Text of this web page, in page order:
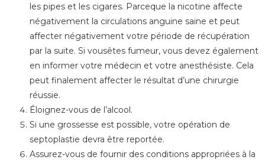
les pipes et les cigares. Parceque la nicotine affecte
négativement la circulations anguine saine et peut
affecter négativement votre période de récupération
par la suite. Si vousêtes fumeur, vous devez également
en informer votre médecin et votre anesthésiste. Cela
peut finalement affecter le résultat d’une chirurgie
réussie.
Éloignez-vous de l’alcool.
Si une grossesse est possible, votre opération de
septoplastie devra être reportée.
Assurez-vous de fournir des conditions appropriées à la